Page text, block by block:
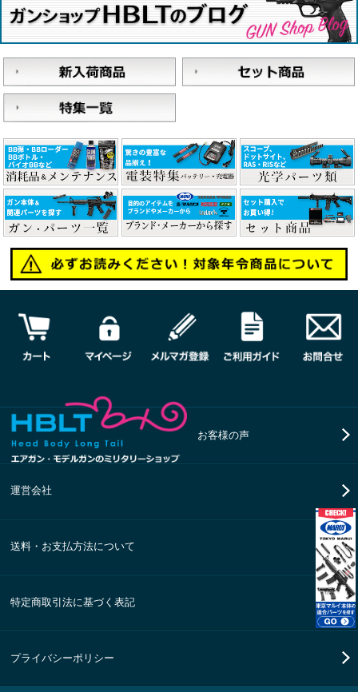
お客様の声
運営会社
送料・お支払方法について
特定商取引法に基づく表記
プライバシーポリシー